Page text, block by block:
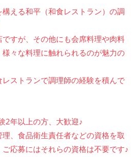
える和平（和食レストラン）の調
すが、その他にも会席料理や肉料
々な料理に触れられるのが魅力の
ストランで調理師の経験を積んで
2年以上の方、大歓迎♪
、食品衛生責任者などの資格を取
応募にはそれらの資格は不要です♪